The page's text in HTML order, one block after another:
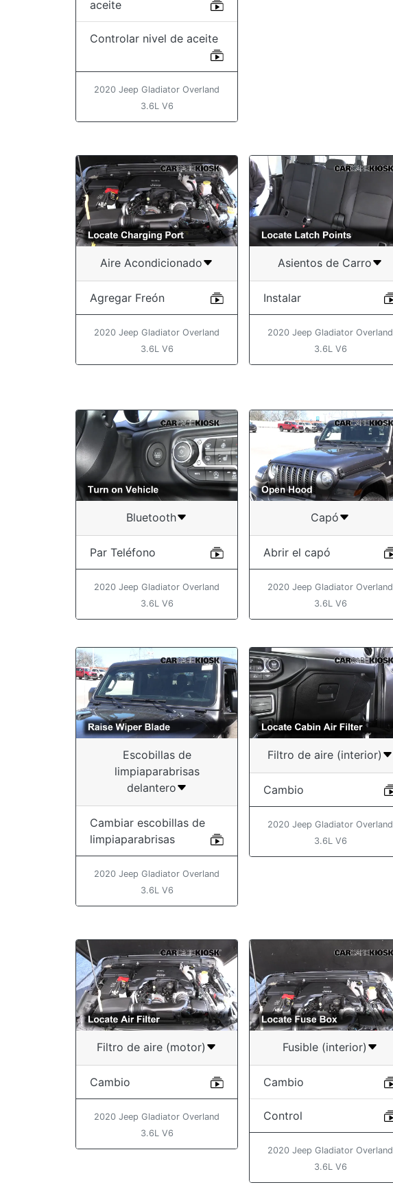
aceite
Controlar nivel de aceite
2020 Jeep Gladiator Overland
3.6L V6
Aire Acondicionado
Agregar Freón
2020 Jeep Gladiator Overland
3.6L V6
Asientos de Carro
Instalar
2020 Jeep Gladiator Overland
3.6L V6
Bluetooth
Par Teléfono
2020 Jeep Gladiator Overland
3.6L V6
Capó
Abrir el capó
2020 Jeep Gladiator Overland
3.6L V6
Escobillas de
limpiaparabrisas
delantero
Cambiar escobillas de
limpiaparabrisas
2020 Jeep Gladiator Overland
3.6L V6
Filtro de aire (interior)
Cambio
2020 Jeep Gladiator Overland
3.6L V6
Filtro de aire (motor)
Cambio
2020 Jeep Gladiator Overland
3.6L V6
Fusible (interior)
Cambio
Control
2020 Jeep Gladiator Overland
3.6L V6